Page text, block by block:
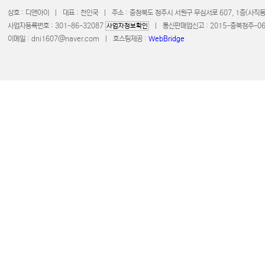
상호 : 디앤아이 | 대표 : 천인국 | 주소 : 충청북도 청주시 서원구 무심서로 607, 1층(사직
사업자등록번호 : 301-86-32087 사업자정보확인
| 통신판매업신고 : 2015-충북청
이메일 : dni1607@naver.com | 호스팅제공 : WebBridge